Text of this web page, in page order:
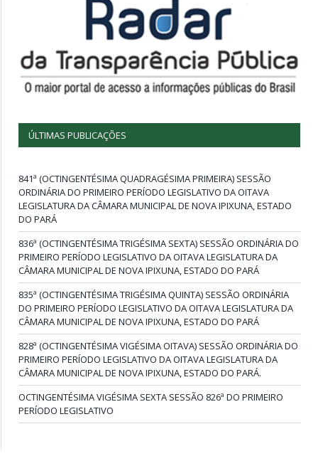
ÚLTIMAS PUBLICAÇÕES
841ª (OCTINGENTÉSIMA QUADRAGÉSIMA PRIMEIRA) SESSÃO
ORDINÁRIA DO PRIMEIRO PERÍODO LEGISLATIVO DA OITAVA
LEGISLATURA DA CÂMARA MUNICIPAL DE NOVA IPIXUNA, ESTADO
DO PARÁ
836ª (OCTINGENTÉSIMA TRIGÉSIMA SEXTA) SESSÃO ORDINÁRIA DO
PRIMEIRO PERÍODO LEGISLATIVO DA OITAVA LEGISLATURA DA
CÂMARA MUNICIPAL DE NOVA IPIXUNA, ESTADO DO PARÁ
835ª (OCTINGENTÉSIMA TRIGÉSIMA QUINTA) SESSÃO ORDINÁRIA
DO PRIMEIRO PERÍODO LEGISLATIVO DA OITAVA LEGISLATURA DA
CÂMARA MUNICIPAL DE NOVA IPIXUNA, ESTADO DO PARÁ
828ª (OCTINGENTÉSIMA VIGÉSIMA OITAVA) SESSÃO ORDINÁRIA DO
PRIMEIRO PERÍODO LEGISLATIVO DA OITAVA LEGISLATURA DA
CÂMARA MUNICIPAL DE NOVA IPIXUNA, ESTADO DO PARÁ.
OCTINGENTÉSIMA VIGÉSIMA SEXTA SESSÃO 826ª DO PRIMEIRO
PERÍODO LEGISLATIVO